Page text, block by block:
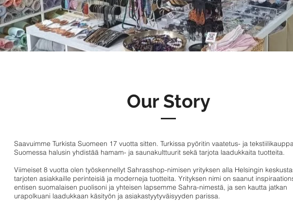
Our Story
Saavuimme Turkista Suomeen 17 vuotta sitten. Turkissa pyöritin vaatetus- ja
Suomessa halusin yhdistää hamam- ja saunakulttuurit sekä tarjota laadukkaita tuotteita.
Viimeiset 8 vuotta olen työskennellyt Sahrasshop-nimisen yrityksen alla Helsingin
tarjoten asiakkaille perinteisiä ja moderneja tuotteita. Yrityksen nimi on saanut
entisen suomalaisen puolisoni ja yhteisen lapsemme Sahra-nimestä, ja sen kautta jatkan
urapolkuani laadukkaan käsityön ja asiakastyytyväisyyden parissa.